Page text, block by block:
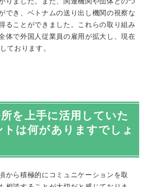
でき、ベトナムの送り出し機関の視察な
ることができました。これらの取り組み
体で外国人従業員の雇用が拡大し、現在
ております。
を上手に活用していた
は何がありますでしょ
から積極的にコミュニケーションを取